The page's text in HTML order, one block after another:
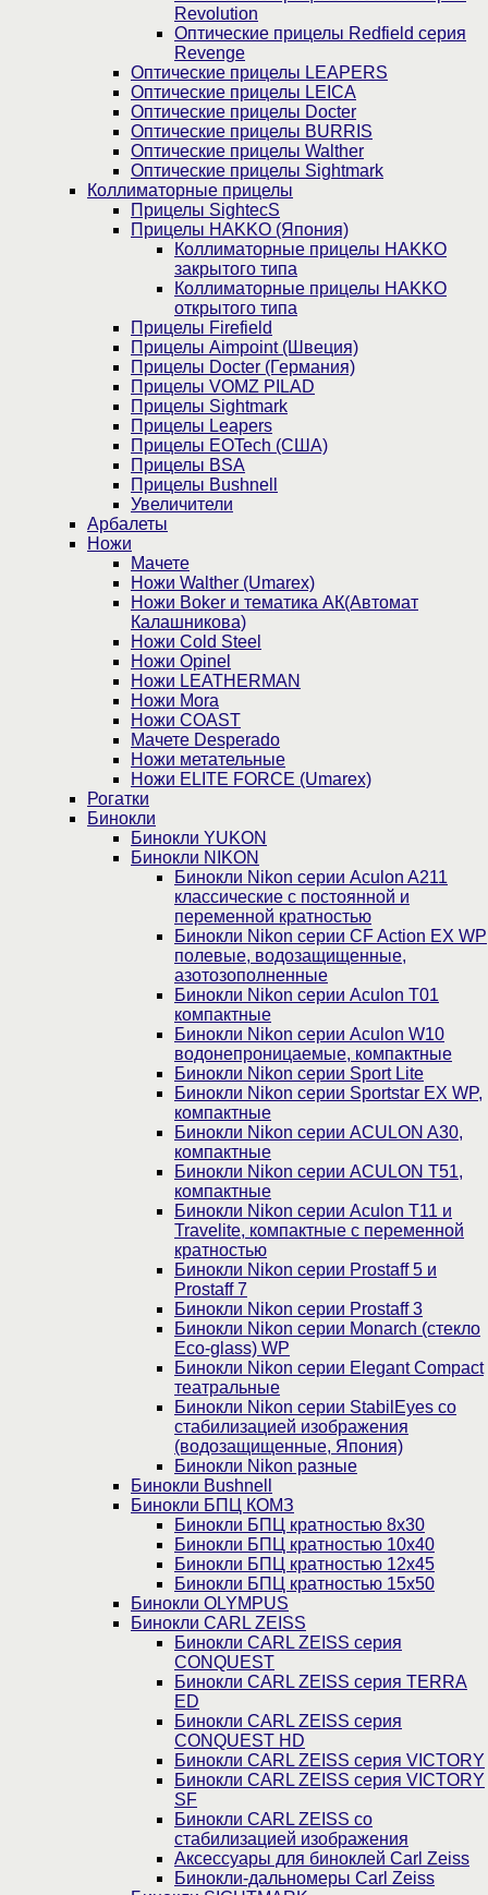
Revolution
Оптические прицелы Redfield серия
Revenge
Оптические прицелы LEAPERS
Оптические прицелы LEICA
Оптические прицелы Docter
Оптические прицелы BURRIS
Оптические прицелы Walther
Оптические прицелы Sightmark
Коллиматорные прицелы
Прицелы SightecS
Прицелы HAKKO (Япония)
Коллиматорные прицелы HAKKO
закрытого типа
Коллиматорные прицелы HAKKO
открытого типа
Прицелы Firefield
Прицелы Aimpoint (Швеция)
Прицелы Docter (Германия)
Прицелы VOMZ PILAD
Прицелы Sightmark
Прицелы Leapers
Прицелы EOTech (США)
Прицелы BSA
Прицелы Bushnell
Увеличители
Арбалеты
Ножи
Мачете
Ножи Walther (Umarex)
Ножи Boker и тематика АК(Автомат
Калашникова)
Ножи Cold Steel
Ножи Opinel
Ножи LEATHERMAN
Ножи Mora
Ножи COAST
Мачете Desperado
Ножи метательные
Ножи ELITE FORCE (Umarex)
Рогатки
Бинокли
Бинокли YUKON
Бинокли NIKON
Бинокли Nikon серии Aculon A211
классические с постоянной и
переменной кратностью
Бинокли Nikon серии СF Action EX WP
полевые, водозащищенные,
азотозополненные
Бинокли Nikon серии Aculon T01
компактные
Бинокли Nikon серии Aculon W10
водонепроницаемые, компактные
Бинокли Nikon серии Sport Lite
Бинокли Nikon серии Sportstar EX WP,
компактные
Бинокли Nikon серии ACULON A30,
компактные
Бинокли Nikon серии ACULON Т51,
компактные
Бинокли Nikon серии Aculon T11 и
Travelite, компактные с переменной
кратностью
Бинокли Nikon серии Prostaff 5 и
Prostaff 7
Бинокли Nikon серии Prostaff 3
Бинокли Nikon серии Monarch (стекло
Eco-glass) WP
Бинокли Nikon серии Elegant Compact
театральные
Бинокли Nikon серии StabilEyes со
стабилизацией изображения
(водозащищенные, Япония)
Бинокли Nikon разные
Бинокли Bushnell
Бинокли БПЦ КОМЗ
Бинокли БПЦ кратностью 8х30
Бинокли БПЦ кратностью 10х40
Бинокли БПЦ кратностью 12х45
Бинокли БПЦ кратностью 15х50
Бинокли OLYMPUS
Бинокли CARL ZEISS
Бинокли CARL ZEISS серия
CONQUEST
Бинокли CARL ZEISS серия TERRA
ED
Бинокли CARL ZEISS серия
CONQUEST HD
Бинокли CARL ZEISS серия VICTORY
Бинокли CARL ZEISS серия VICTORY
SF
Бинокли CARL ZEISS со
стабилизацией изображения
Аксессуары для биноклей Carl Zeiss
Бинокли-дальномеры Carl Zeiss